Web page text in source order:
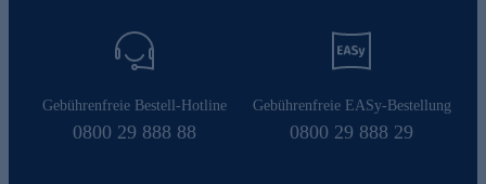
Gebührenfreie Bestell-Hotline
0800 29 888 88
Gebührenfreie EASy-Bestellung
0800 29 888 29